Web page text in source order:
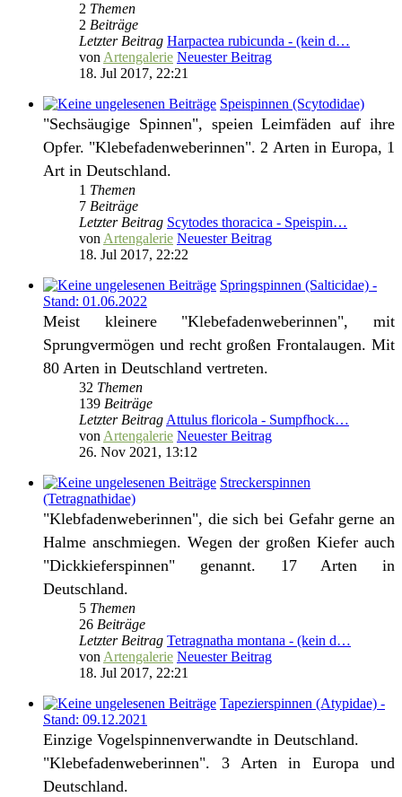
2 Themen
2 Beiträge
Letzter Beitrag Harpactea rubicunda - (kein d…
von Artengalerie Neuester Beitrag
18. Jul 2017, 22:21
Speispinnen (Scytodidae)
"Sechsäugige Spinnen", speien Leimfäden auf ihre
Opfer. "Klebefadenweberinnen". 2 Arten in Europa, 1
Art in Deutschland.
1 Themen
7 Beiträge
Letzter Beitrag Scytodes thoracica - Speispin…
von Artengalerie Neuester Beitrag
18. Jul 2017, 22:22
Springspinnen (Salticidae) -
Stand: 01.06.2022
Meist kleinere "Klebefadenweberinnen", mit
Sprungvermögen und recht großen Frontalaugen. Mit
80 Arten in Deutschland vertreten.
32 Themen
139 Beiträge
Letzter Beitrag Attulus floricola - Sumpfhock…
von Artengalerie Neuester Beitrag
26. Nov 2021, 13:12
Streckerspinnen
(Tetragnathidae)
"Klebfadenweberinnen", die sich bei Gefahr gerne an
Halme anschmiegen. Wegen der großen Kiefer auch
"Dickkieferspinnen" genannt. 17 Arten in
Deutschland.
5 Themen
26 Beiträge
Letzter Beitrag Tetragnatha montana - (kein d…
von Artengalerie Neuester Beitrag
18. Jul 2017, 22:21
Tapezierspinnen (Atypidae) -
Stand: 09.12.2021
Einzige Vogelspinnenverwandte in Deutschland.
"Klebefadenweberinnen". 3 Arten in Europa und
Deutschland.